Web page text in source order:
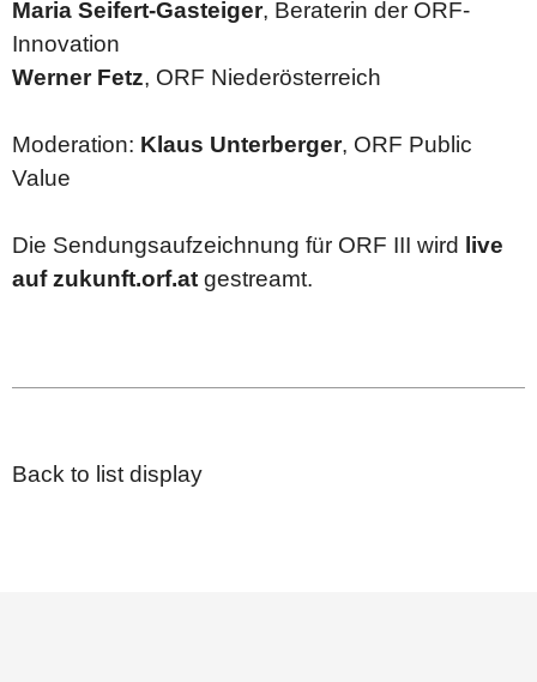
Maria Seifert-Gasteiger, Beraterin der ORF-
Innovation
Werner Fetz, ORF Niederösterreich
Moderation: Klaus Unterberger, ORF Public
Value
Die Sendungsaufzeichnung für ORF III wird live
auf zukunft.orf.at gestreamt.
Back to list display